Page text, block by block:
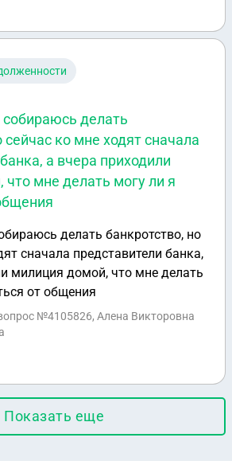
делать
сейчас ко мне ходят сначала
а вчера приходили
мне делать могу ли я
делать банкротство, но
сначала представители банка,
милиция домой, что мне делать
от общения
№4105826, Алена Викторовна
Показать еще